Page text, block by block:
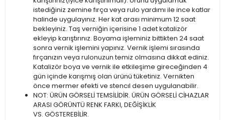
istediğiniz zemine fırça veya rulo yardımı ile ince katlar
halinde uygulayınız. Her kat arası minimum 12 saat
bekleyiniz. Taş verniğin içerisine 1 adet katalizör
ekleyip karıştırınız. Boyama işleminiz bittikten 24 saat
sonra vernik işlemini yapınız. Vernik işlemi sırasında
fırçanızın veya rulonuzun temiz olmasına dikkat ediniz.
Katalizör boya ve vernik ile etkileşime gireceğinden 4
gün içinde karışmış olan ürünü tüketiniz. Vernikten
önce mermer efekti ve stencıl desen uygulanabilir.
NOT: ÜRÜN GÖRSELİ TEMSİLİDİR. ÜRÜN GÖRSELİ CİHAZLAR
ARASI GÖRÜNTÜ RENK FARKI, DEĞİŞİKLİK
VS. GÖSTEREBİLİR.